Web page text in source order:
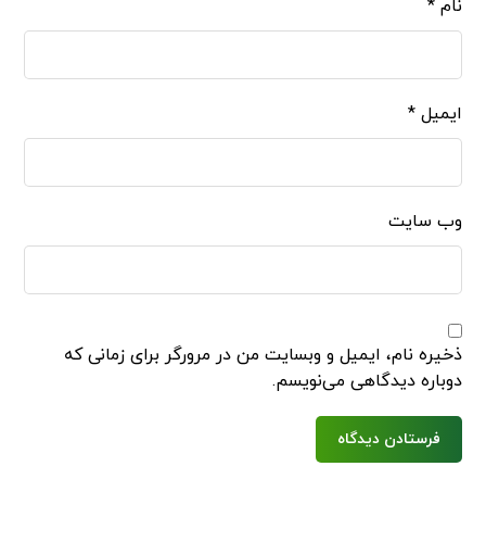
نام*
ایمیل*
وب‌ سایت
ذخیره نام، ایمیل و وبسایت من در مرورگر برای زمانی که
دوباره دیدگاهی می‌نویسم.
فرستادن دیدگاه